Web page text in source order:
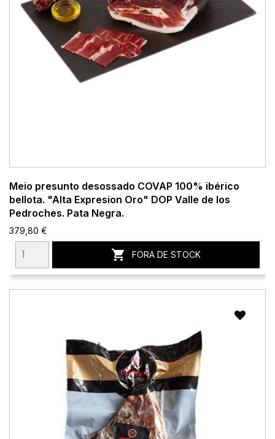
Meio presunto desossado COVAP 100% ibérico
bellota. "Alta Expresion Oro" DOP Valle de los
Pedroches. Pata Negra.
379,80 €
 FORA DE STOCK